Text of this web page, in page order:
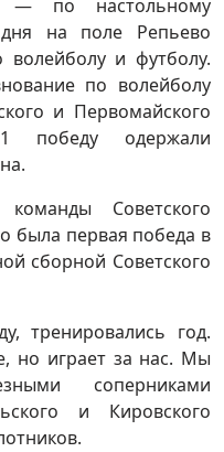
— по настольному
на поле Репьево
волейболу и футболу.
по волейболу
и Первомайского
победу одержали
Советского
была первая победа в
сборной Советского
тренировались год.
но играет за нас. Мы
соперниками
и Кировского